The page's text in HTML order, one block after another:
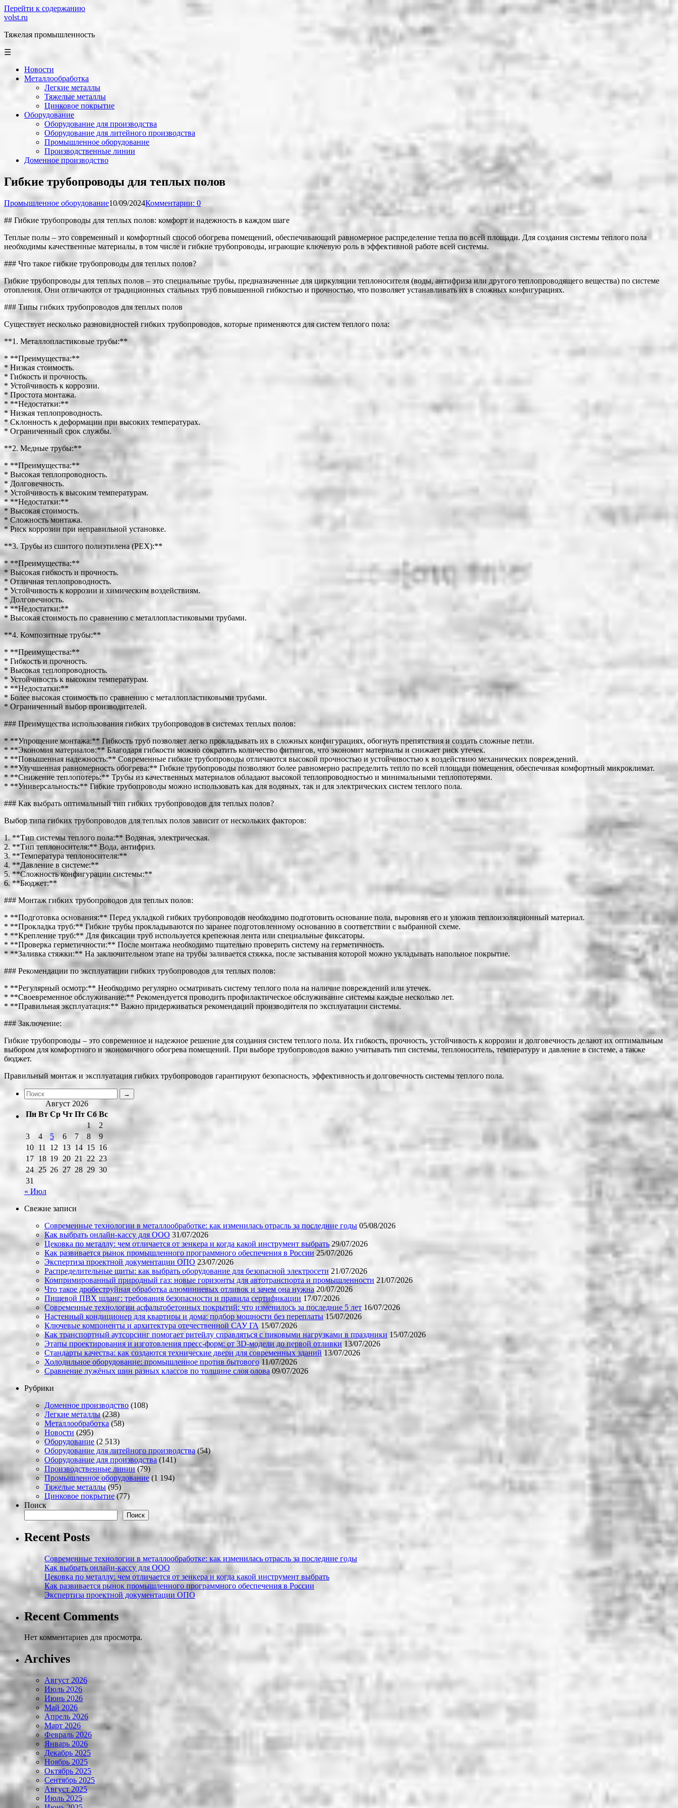
Перейти к содержанию
volst.ru
Тяжелая промышленность
☰
Новости
Металлообработка
Легкие металлы
Тяжелые металлы
Цинковое покрытие
Оборудование
Оборудование для производства
Оборудование для литейного производства
Промышленное оборудование
Производственные линии
Доменное производство
Гибкие трубопроводы для теплых полов
Промышленное оборудование10/09/2024Комментарии: 0
## Гибкие трубопроводы для теплых полов: комфорт и надежность в каждом шаге
Теплые полы – это современный и комфортный способ обогрева помещений, обеспечивающий равномерное распределение тепла по всей площади. Для создания системы теплого пола
необходимы качественные материалы, в том числе и гибкие трубопроводы, играющие ключевую роль в эффективной работе всей системы.
### Что такое гибкие трубопроводы для теплых полов?
Гибкие трубопроводы для теплых полов – это специальные трубы, предназначенные для циркуляции теплоносителя (воды, антифриза или другого теплопроводящего вещества) по системе
отопления. Они отличаются от традиционных стальных труб повышенной гибкостью и прочностью, что позволяет устанавливать их в сложных конфигурациях.
### Типы гибких трубопроводов для теплых полов
Существует несколько разновидностей гибких трубопроводов, которые применяются для систем теплого пола:
**1. Металлопластиковые трубы:**
* **Преимущества:**
* Низкая стоимость.
* Гибкость и прочность.
* Устойчивость к коррозии.
* Простота монтажа.
* **Недостатки:**
* Низкая теплопроводность.
* Склонность к деформации при высоких температурах.
* Ограниченный срок службы.
**2. Медные трубы:**
* **Преимущества:**
* Высокая теплопроводность.
* Долговечность.
* Устойчивость к высоким температурам.
* **Недостатки:**
* Высокая стоимость.
* Сложность монтажа.
* Риск коррозии при неправильной установке.
**3. Трубы из сшитого полиэтилена (PEX):**
* **Преимущества:**
* Высокая гибкость и прочность.
* Отличная теплопроводность.
* Устойчивость к коррозии и химическим воздействиям.
* Долговечность.
* **Недостатки:**
* Высокая стоимость по сравнению с металлопластиковыми трубами.
**4. Композитные трубы:**
* **Преимущества:**
* Гибкость и прочность.
* Высокая теплопроводность.
* Устойчивость к высоким температурам.
* **Недостатки:**
* Более высокая стоимость по сравнению с металлопластиковыми трубами.
* Ограниченный выбор производителей.
### Преимущества использования гибких трубопроводов в системах теплых полов:
* **Упрощение монтажа:** Гибкость труб позволяет легко прокладывать их в сложных конфигурациях, обогнуть препятствия и создать сложные петли.
* **Экономия материалов:** Благодаря гибкости можно сократить количество фитингов, что экономит материалы и снижает риск утечек.
* **Повышенная надежность:** Современные гибкие трубопроводы отличаются высокой прочностью и устойчивостью к воздействию механических повреждений.
* **Улучшенная равномерность обогрева:** Гибкие трубопроводы позволяют более равномерно распределить тепло по всей площади помещения, обеспечивая комфортный микроклимат.
* **Снижение теплопотерь:** Трубы из качественных материалов обладают высокой теплопроводностью и минимальными теплопотерями.
* **Универсальность:** Гибкие трубопроводы можно использовать как для водяных, так и для электрических систем теплого пола.
### Как выбрать оптимальный тип гибких трубопроводов для теплых полов?
Выбор типа гибких трубопроводов для теплых полов зависит от нескольких факторов:
1. **Тип системы теплого пола:** Водяная, электрическая.
2. **Тип теплоносителя:** Вода, антифриз.
3. **Температура теплоносителя:**
4. **Давление в системе:**
5. **Сложность конфигурации системы:**
6. **Бюджет:**
### Монтаж гибких трубопроводов для теплых полов:
* **Подготовка основания:** Перед укладкой гибких трубопроводов необходимо подготовить основание пола, выровняв его и уложив теплоизоляционный материал.
* **Прокладка труб:** Гибкие трубы прокладываются по заранее подготовленному основанию в соответствии с выбранной схеме.
* **Крепление труб:** Для фиксации труб используется крепежная лента или специальные фиксаторы.
* **Проверка герметичности:** После монтажа необходимо тщательно проверить систему на герметичность.
* **Заливка стяжки:** На заключительном этапе на трубы заливается стяжка, после застывания которой можно укладывать напольное покрытие.
### Рекомендации по эксплуатации гибких трубопроводов для теплых полов:
* **Регулярный осмотр:** Необходимо регулярно осматривать систему теплого пола на наличие повреждений или утечек.
* **Своевременное обслуживание:** Рекомендуется проводить профилактическое обслуживание системы каждые несколько лет.
* **Правильная эксплуатация:** Важно придерживаться рекомендаций производителя по эксплуатации системы.
### Заключение:
Гибкие трубопроводы – это современное и надежное решение для создания систем теплого пола. Их гибкость, прочность, устойчивость к коррозии и долговечность делают их оптимальным
выбором для комфортного и экономичного обогрева помещений. При выборе трубопроводов важно учитывать тип системы, теплоноситель, температуру и давление в системе, а также
бюджет.
Правильный монтаж и эксплуатация гибких трубопроводов гарантируют безопасность, эффективность и долговечность системы теплого пола.
Август 2026
Пн Вт Ср Чт Пт Сб Вс
1
2
3
4 5 6 7 8
9
10 11 12 13 14 15 16
17 18 19 20 21 22 23
24 25 26 27 28 29 30
31
« Июл
Свежие записи
Современные технологии в металлообработке: как изменилась отрасль за последние годы 05/08/2026
Как выбрать онлайн-кассу для ООО 31/07/2026
Цековка по металлу: чем отличается от зенкера и когда какой инструмент выбрать 29/07/2026
Как развивается рынок промышленного программного обеспечения в России 25/07/2026
Экспертиза проектной документации ОПО 23/07/2026
Распределительные щиты: как выбрать оборудование для безопасной электросети 21/07/2026
Компримированный природный газ: новые горизонты для автотранспорта и промышленности 21/07/2026
Что такое дробеструйная обработка алюминиевых отливок и зачем она нужна 20/07/2026
Пищевой ПВХ шланг: требования безопасности и правила сертификации 17/07/2026
Современные технологии асфальтобетонных покрытий: что изменилось за последние 5 лет 16/07/2026
Настенный кондиционер для квартиры и дома: подбор мощности без переплаты 15/07/2026
Ключевые компоненты и архитектура отечественной САУ ГА 15/07/2026
Как транспортный аутсорсинг помогает ритейлу справляться с пиковыми нагрузками в праздники 15/07/2026
Этапы проектирования и изготовления пресс-форм: от 3D-модели до первой отливки 13/07/2026
Стандарты качества: как создаются технические двери для современных зданий 13/07/2026
Холодильное оборудование: промышленное против бытового 11/07/2026
Сравнение лужёных шин разных классов по толщине слоя олова 09/07/2026
Рубрики
Доменное производство (108)
Легкие металлы(238)
Металлообработка (58)
Новости (295)
Оборудование (2 513)
Оборудование для литейного производства(54)
Оборудование для производства (141)
Производственные линии (79)
Промышленное оборудование (1 194)
Тяжелые металлы (95)
Цинковое покрытие (77)
Поиск
Поиск
Recent Posts
Современные технологии в металлообработке: как изменилась отрасль за последние годы
Как выбрать онлайн-кассу для ООО
Цековка по металлу: чем отличается от зенкера и когда какой инструмент выбрать
Как развивается рынок промышленного программного обеспечения в России
Экспертиза проектной документации ОПО
Recent Comments
Нет комментариев для просмотра.
Archives
Август 2026
Июль 2026
Июнь 2026
Май 2026
Апрель 2026
Март 2026
Февраль 2026
Январь 2026
Декабрь 2025
Ноябрь 2025
Октябрь 2025
Сентябрь 2025
Август 2025
Июль 2025